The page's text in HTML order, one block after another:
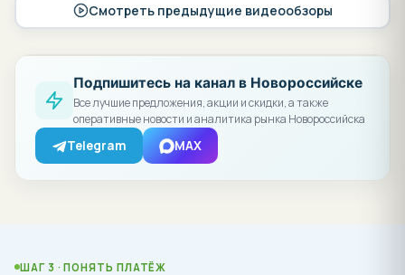
Строительство ведётся в соответствии с
Федеральным законом №214.
Чтобы купить квартиру от застройщика в ЖК Грани
Residence без комиссий и переплат, звоните в отдел
продаж Ассоциации застройщиков по бесплатному
телефону 8-800-550-23-93 или пишите в онлайн-чат.
Смотреть предыдущие видеообзоры
Подпишитесь на канал в Новороссийске
Все лучшие предложения, акции и скидки, а также
оперативные новости и аналитика рынка Новороссийска
Telegram MAX
ШАГ 3 · ПОНЯТЬ ПЛАТЁЖ